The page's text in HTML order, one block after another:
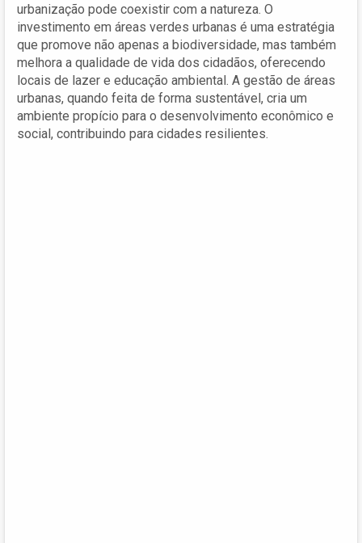
urbanização pode coexistir com a natureza. O
investimento em áreas verdes urbanas é uma estratégia
que promove não apenas a biodiversidade, mas também
melhora a qualidade de vida dos cidadãos, oferecendo
locais de lazer e educação ambiental. A gestão de áreas
urbanas, quando feita de forma sustentável, cria um
ambiente propício para o desenvolvimento econômico e
social, contribuindo para cidades resilientes.